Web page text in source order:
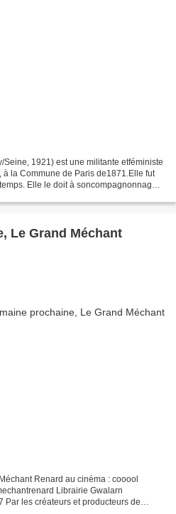
Seine, 1921) est une militante etféministe
la Commune de Paris de1871.Elle fut
Elle le doit à soncompagnonnage
Le Grand Méchant
Renard au cinéma : cooool
Librairie Gwalarn
Par les créateurs et producteurs de